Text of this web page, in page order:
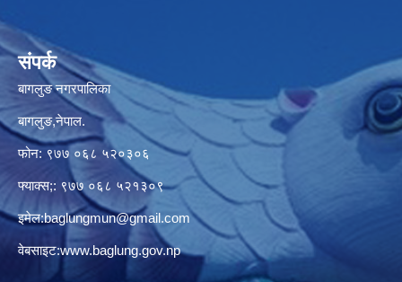
संपर्क
बागलुङ नगरपालिका
बागलुङ,नेपाल.
फोन: ९७७ ०६८ ५२०३०६
फ्याक्स;: ९७७ ०६८ ५२१३०९
इमेल:baglungmun@gmail.com
वेबसाइट:www.baglung.gov.np